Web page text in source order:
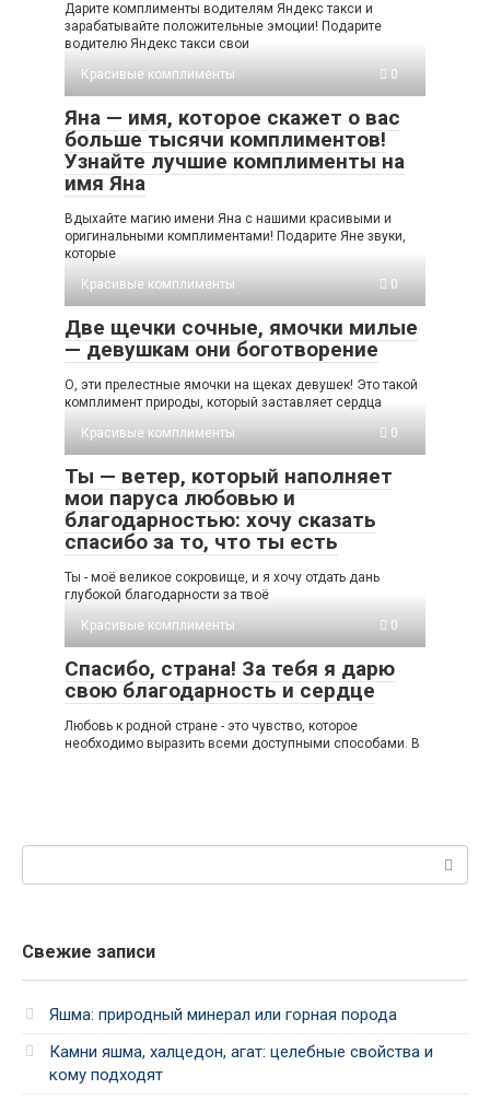
Дарите комплименты водителям Яндекс такси и
зарабатывайте положительные эмоции! Подарите
водителю Яндекс такси свои
Красивые комплименты
0
Яна — имя, которое скажет о вас
больше тысячи комплиментов!
Узнайте лучшие комплименты на
имя Яна
Вдыхайте магию имени Яна с нашими красивыми и
оригинальными комплиментами! Подарите Яне звуки,
которые
Красивые комплименты
0
Две щечки сочные, ямочки милые
— девушкам они боготворение
О, эти прелестные ямочки на щеках девушек! Это такой
комплимент природы, который заставляет сердца
Красивые комплименты
0
Ты — ветер, который наполняет
мои паруса любовью и
благодарностью: хочу сказать
спасибо за то, что ты есть
Ты - моё великое сокровище, и я хочу отдать дань
глубокой благодарности за твоё
Красивые комплименты
0
Спасибо, страна! За тебя я дарю
свою благодарность и сердце
Любовь к родной стране - это чувство, которое
необходимо выразить всеми доступными способами. В
Свежие записи
Яшма: природный минерал или горная порода
Камни яшма, халцедон, агат: целебные свойства и
кому подходят